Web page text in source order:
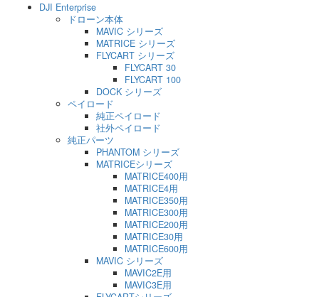
DJI Enterprise
ドローン本体
MAVIC シリーズ
MATRICE シリーズ
FLYCART シリーズ
FLYCART 30
FLYCART 100
DOCK シリーズ
ペイロード
純正ペイロード
社外ペイロード
純正パーツ
PHANTOM シリーズ
MATRICEシリーズ
MATRICE400用
MATRICE4用
MATRICE350用
MATRICE300用
MATRICE200用
MATRICE30用
MATRICE600用
MAVIC シリーズ
MAVIC2E用
MAVIC3E用